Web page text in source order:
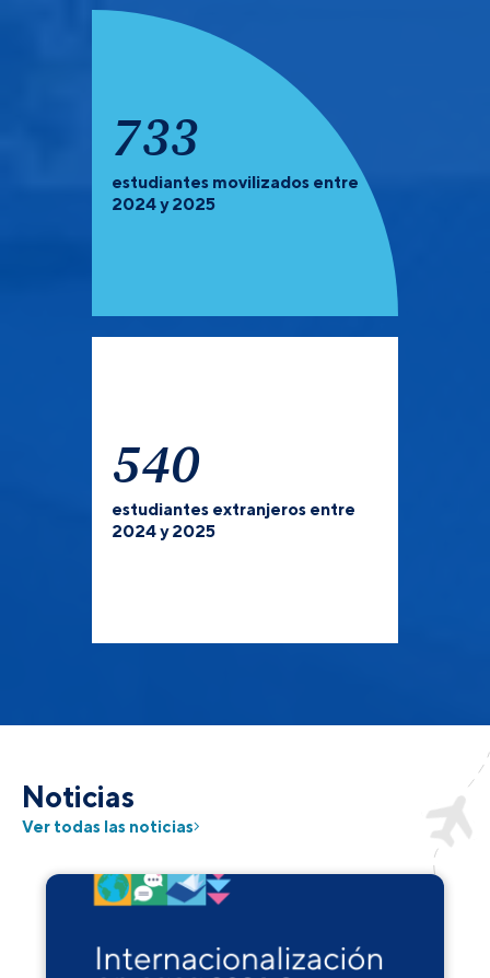
918
estudiantes movilizados entre
2024 y 2025
540
estudiantes extranjeros entre
2024 y 2025
Noticias
Ver todas las noticias
PREGRADO Y POSGRADO:Recuerda que debes de
verificar las universidades que tienen convocatoria